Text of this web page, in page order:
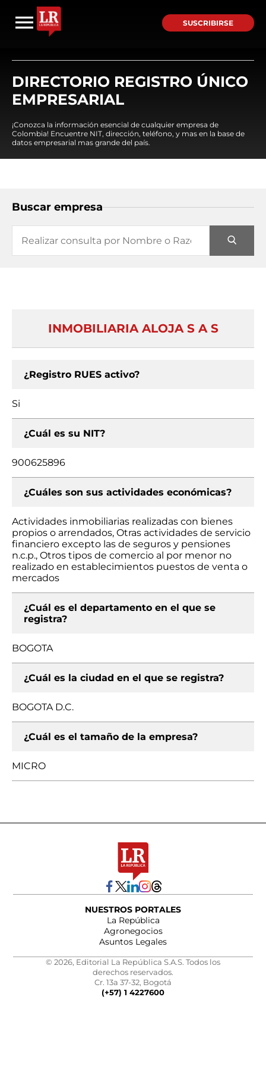
SUSCRIBIRSE
DIRECTORIO REGISTRO ÚNICO
EMPRESARIAL
¡Conozca la información esencial de cualquier empresa de
Colombia! Encuentre NIT, dirección, teléfono, y mas en la base de
datos empresarial mas grande del país.
Buscar empresa
INMOBILIARIA ALOJA S A S
¿Registro RUES activo?
Si
¿Cuál es su NIT?
900625896
¿Cuáles son sus actividades económicas?
Actividades inmobiliarias realizadas con bienes
propios o arrendados, Otras actividades de servicio
financiero excepto las de seguros y pensiones
n.c.p., Otros tipos de comercio al por menor no
realizado en establecimientos puestos de venta o
mercados
¿Cuál es el departamento en el que se
registra?
BOGOTA
¿Cuál es la ciudad en el que se registra?
BOGOTA D.C.
¿Cuál es el tamaño de la empresa?
MICRO
NUESTROS PORTALES
La República
Agronegocios
Asuntos Legales
© 2026, Editorial La República S.A.S. Todos los
derechos reservados.
Cr. 13a 37-32, Bogotá
(+57) 1 4227600